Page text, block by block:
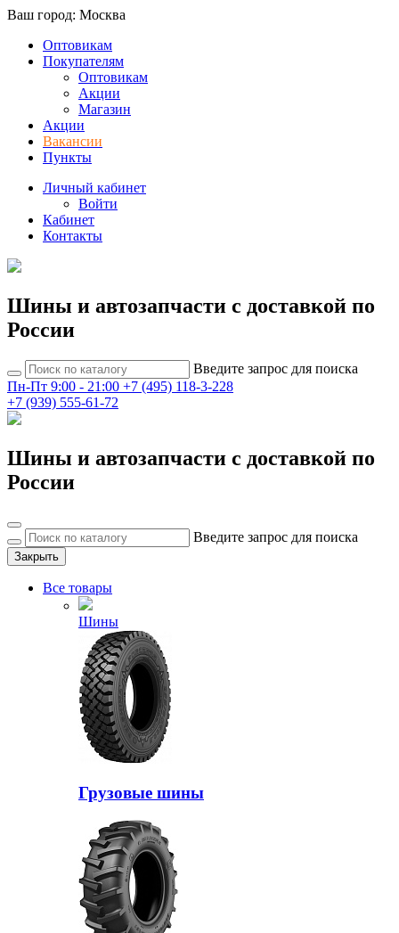
Ваш город: Москва
Оптовикам
Покупателям
Оптовикам
Акции
Магазин
Акции
Вакансии
Пункты
Личный кабинет
Войти
Кабинет
Контакты
Шины и автозапчасти с доставкой по
России
Введите запрос для поиска
Пн-Пт 9:00 - 21:00 +7 (495) 118-3-228
+7 (939) 555-61-72
Шины и автозапчасти с доставкой по
России
Введите запрос для поиска
Закрыть
Все товары
Шины
Грузовые шины